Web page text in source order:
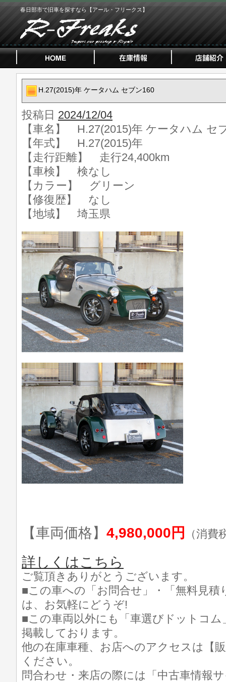
春日部市で旧車を探すなら【アール・フリークス】
H.27(2015)年 ケータハム セブン160
投稿日 2024/12/04
【車名】 H.27(2015)年 ケータハム セ
【年式】 H.27(2015)年
【走行距離】 走行24,400km
【車検】 検なし
【カラー】 グリーン
【修復歴】 なし
【地域】 埼玉県
【車両価格】 4,980,000円 （消費
詳しくはこちら
ご覧頂きありがとうございます。
■この車への「お問合せ」・「無料見積
は、お気軽にどうぞ!
■この車両以外にも「車選びドットコ
掲載しております。
他の在庫車種、お店へのアクセスは【
ください。
問合わせ・来店の際には「中古車情報